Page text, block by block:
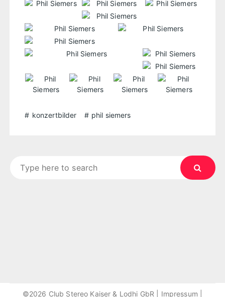
konzertbilder phil siemers
©2026 Club Stereo Kaiser & Lodhi GbR | Impressum